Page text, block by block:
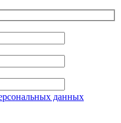
данных